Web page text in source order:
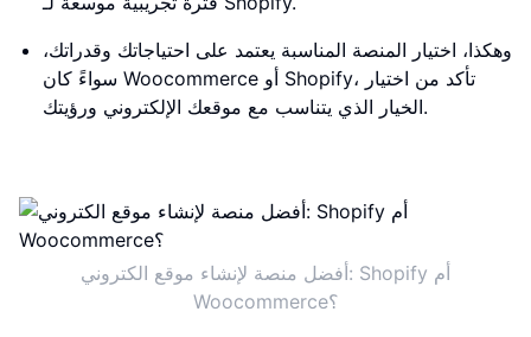
وهكذا، اختيار المنصة المناسبة يعتمد على احتياجاتك وقدراتك،
سواءً كان Woocommerce أو Shopify، تأكد من اختيار
الخيار الذي يتناسب مع موقعك الإلكتروني ورؤيتك.
أفضل منصة لإنشاء موقع الكتروني: Shopify أم
Woocommerce؟